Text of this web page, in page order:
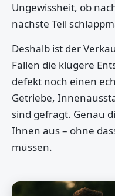
Ungewissheit, ob
nächste Teil
Deshalb ist der
Fällen die klügere
defekt noch einen
Getriebe,
sind gefragt. Genau
Ihnen aus – ohne
müssen.